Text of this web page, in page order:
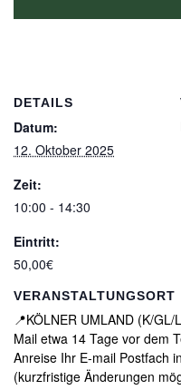
DETAILS
Datum:
12. Oktober 2025
Zeit:
10:00 - 14:30
Eintritt:
50,00€
VERANSTALTUNGSORT
📍KÖLNER UMLAND (K/
Mail etwa 14 Tage vor dem
Anreise Ihr E-mail Postfach
(kurzfristige Änderungen